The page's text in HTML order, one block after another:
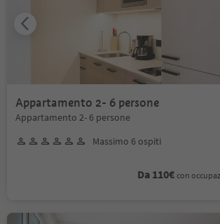
Appartamento 2- 6 persone
Appartamento 2- 6 persone
Massimo 6 ospiti
Da 110€ con